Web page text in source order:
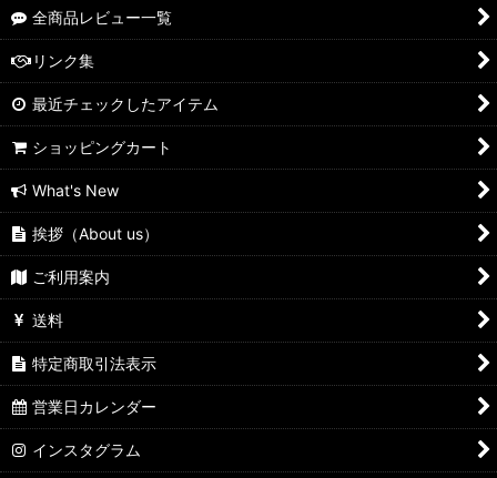
全商品レビュー一覧
リンク集
最近チェックしたアイテム
ショッピングカート
What's New
挨拶（About us）
ご利用案内
送料
特定商取引法表示
営業日カレンダー
インスタグラム